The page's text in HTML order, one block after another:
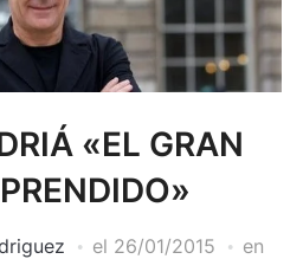
«EL GRAN
el 26/01/2015
en